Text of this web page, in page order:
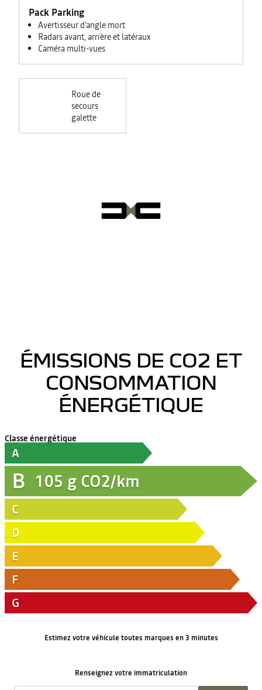
Pack Parking
Avertisseur d'angle mort
Radars avant, arrière et latéraux
Caméra multi-vues
Roue de
secours
galette
ÉMISSIONS DE CO2 ET
CONSOMMATION
ÉNERGÉTIQUE
Classe énergétique
A
B 105 g CO2/km
C
D
E
F
G
Estimez votre véhicule toutes marques en 3 minutes
Renseignez votre immatriculation